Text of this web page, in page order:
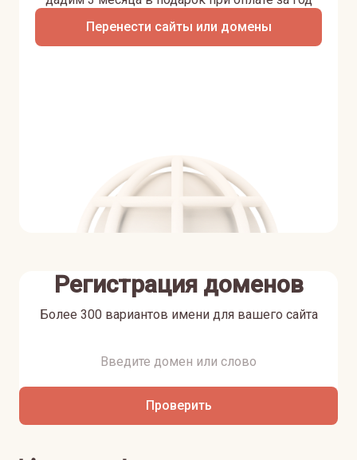
Перенести сайты или домены
Регистрация доменов
Более 300 вариантов имени для вашего сайта
Проверить